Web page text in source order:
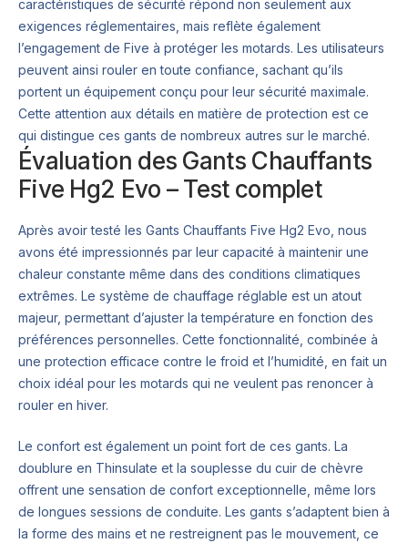
caractéristiques de sécurité répond non seulement aux
exigences réglementaires, mais reflète également
l’engagement de Five à protéger les motards. Les utilisateurs
peuvent ainsi rouler en toute confiance, sachant qu’ils
portent un équipement conçu pour leur sécurité maximale.
Cette attention aux détails en matière de protection est ce
qui distingue ces gants de nombreux autres sur le marché.
Évaluation des Gants Chauffants
Five Hg2 Evo – Test complet
Après avoir testé les Gants Chauffants Five Hg2 Evo, nous
avons été impressionnés par leur capacité à maintenir une
chaleur constante même dans des conditions climatiques
extrêmes. Le système de chauffage réglable est un atout
majeur, permettant d’ajuster la température en fonction des
préférences personnelles. Cette fonctionnalité, combinée à
une protection efficace contre le froid et l’humidité, en fait un
choix idéal pour les motards qui ne veulent pas renoncer à
rouler en hiver.
Le confort est également un point fort de ces gants. La
doublure en Thinsulate et la souplesse du cuir de chèvre
offrent une sensation de confort exceptionnelle, même lors
de longues sessions de conduite. Les gants s’adaptent bien à
la forme des mains et ne restreignent pas le mouvement, ce